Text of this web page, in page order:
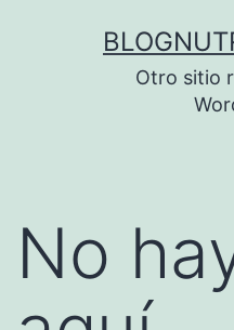
Otro sitio
No